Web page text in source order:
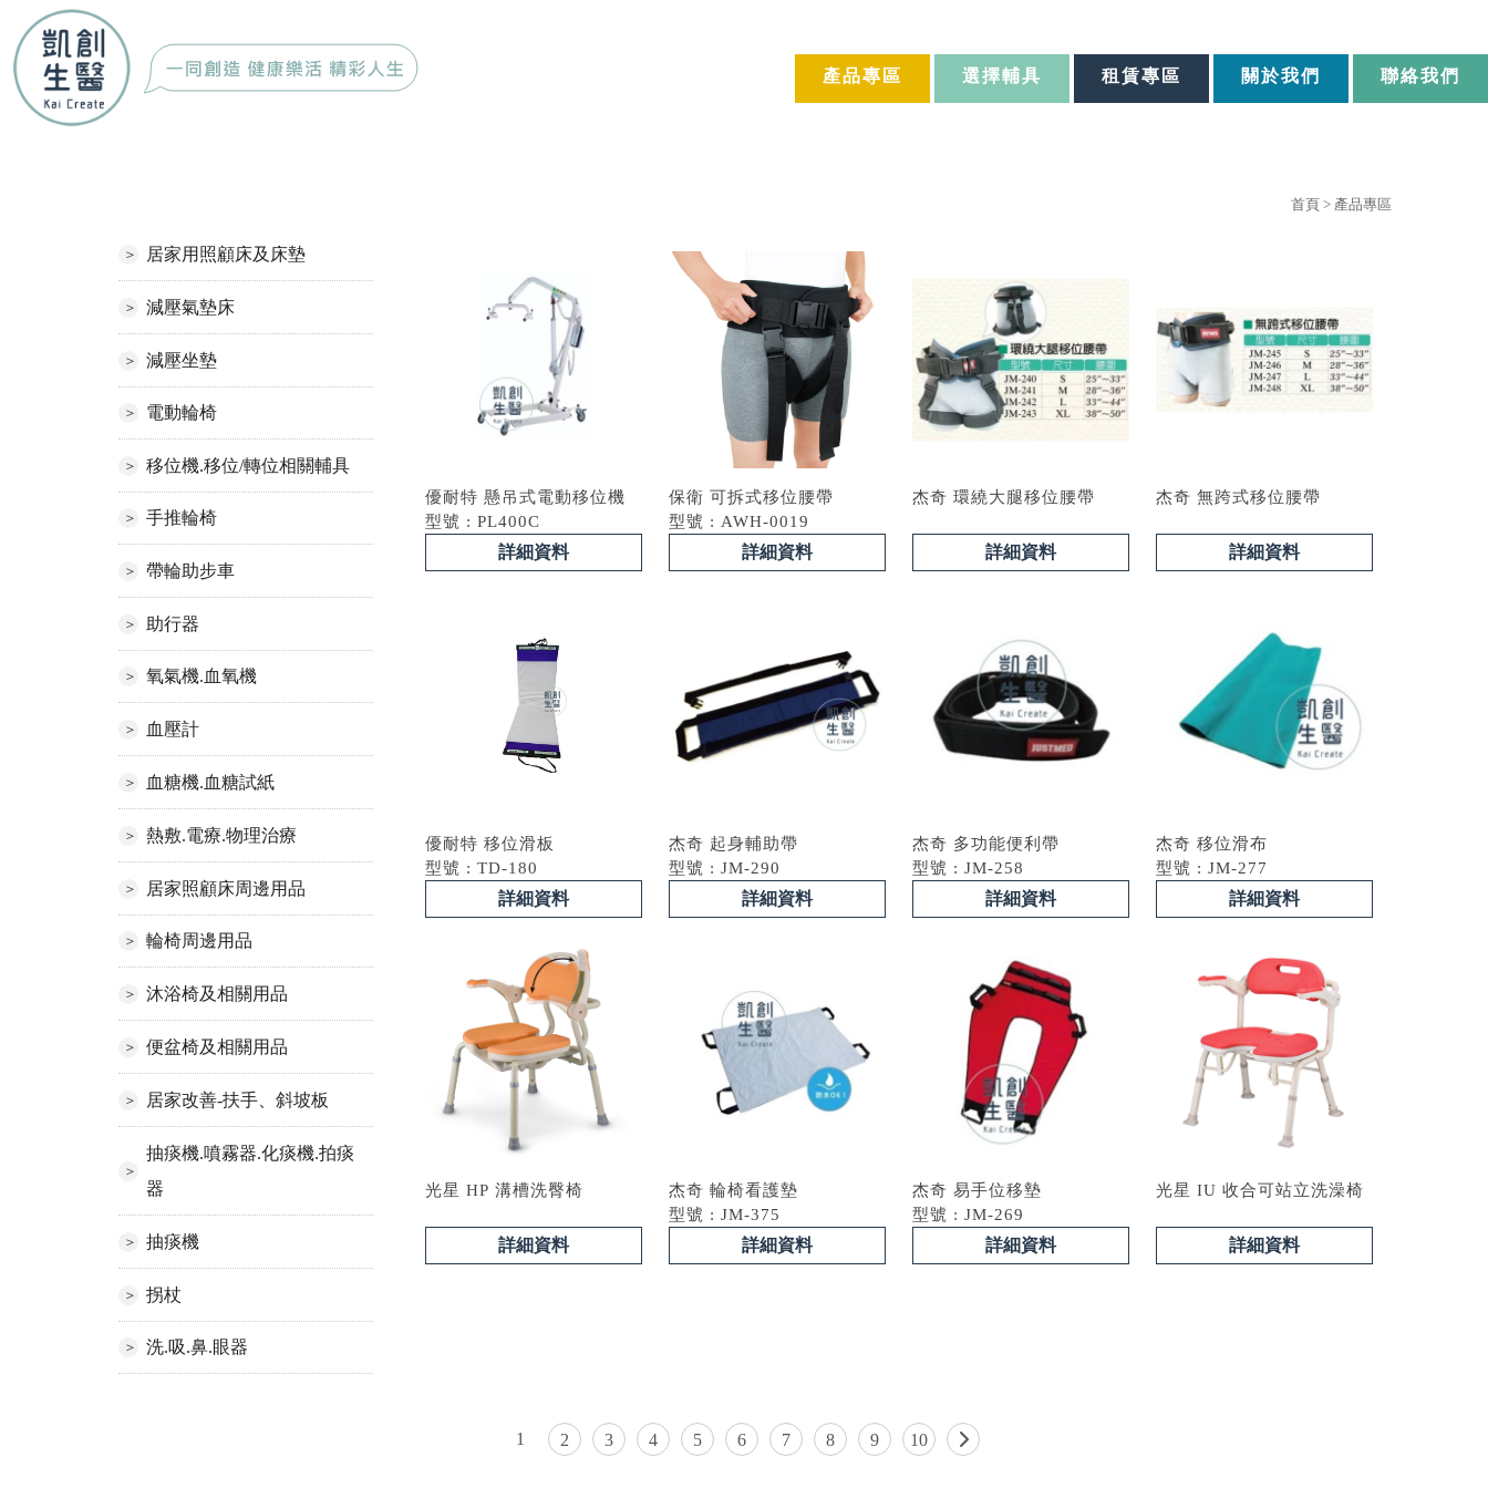
產品專區 選擇輔具 租賃專區 關於我們 聯絡我們
首頁> 產品專區
居家用照顧床及床墊
減壓氣墊床
減壓坐墊
電動輪椅
移位機.移位/轉位相關輔具
手推輪椅
帶輪助步車
助行器
氧氣機.血氧機
血壓計
血糖機.血糖試紙
熱敷.電療.物理治療
居家照顧床周邊用品
輪椅周邊用品
沐浴椅及相關用品
便盆椅及相關用品
居家改善-扶手、斜坡板
抽痰機.噴霧器.化痰機.拍痰
器
抽痰機
拐杖
洗.吸.鼻.眼器
優耐特 懸吊式電動移位機
型號 : PL400C
詳細資料
保衛 可拆式移位腰帶
型號 : AWH-0019
詳細資料
杰奇 環繞大腿移位腰帶
詳細資料
杰奇 無跨式移位腰帶
詳細資料
優耐特 移位滑板
型號 : TD-180
詳細資料
杰奇 起身輔助帶
型號 : JM-290
詳細資料
杰奇 多功能便利帶
型號 : JM-258
詳細資料
杰奇 移位滑布
型號 : JM-277
詳細資料
光星 HP 溝槽洗臀椅
詳細資料
杰奇 輪椅看護墊
型號 : JM-375
詳細資料
杰奇 易手位移墊
型號 : JM-269
詳細資料
光星 IU 收合可站立洗澡椅
詳細資料
1 2 3 4 5 6 7 8 9 10